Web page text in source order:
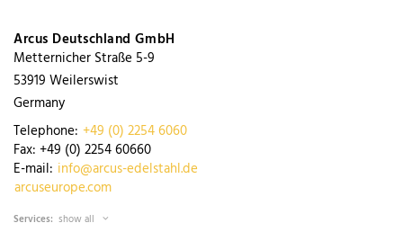
Arcus Deutschland GmbH
Metternicher Straße 5-9
53919 Weilerswist
Germany
Telephone: +49 (0) 2254 6060
Fax: +49 (0) 2254 60660
E-mail: info@arcus-edelstahl.de
arcuseurope.com
Services: show all